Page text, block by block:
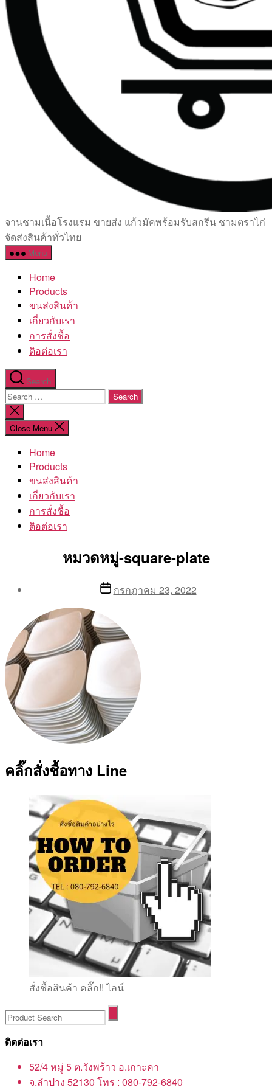
เซรามิค
ครบ
ครัน
โรงงาน
จานชามเนื้อโรงแรม ขายส่ง แก้วมัคพร้อมรับสกรีน ชามตราไก่
จัดส่งสินค้าทั่วไทย
Menu
Home
Products
ขนส่งสินค้า
เกี่ยวกับเรา
การสั่งชื้อ
ติอต่อเรา
Search
Search
for:
Close
search
Close Menu
Home
Products
ขนส่งสินค้า
เกี่ยวกับเรา
การสั่งชื้อ
ติอต่อเรา
หมวดหมู่-square-plate
Aea
Postกรกฎาคม 23, 2022
คลิ๊กสั่งชื้อทาง Line
สั่งชื้อสินค้า คลิ๊ก!! ไลน์
ติดต่อเรา
52/4 หมู่ 5 ต.วังพร้าว อ.เกาะคา
จ.ลำปาง 52130 โทร : 080-792-6840